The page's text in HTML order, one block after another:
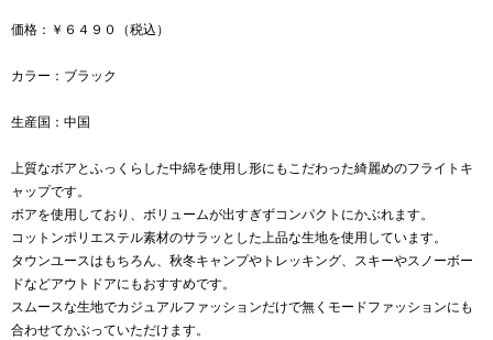
価格：￥６４９０（税込）
カラー：ブラック
生産国：中国
上質なボアとふっくらした中綿を使用し形にもこだわった綺麗めのフライトキ
ャップです。
ボアを使用しており、ボリュームが出すぎずコンパクトにかぶれます。
コットンポリエステル素材のサラッとした上品な生地を使用しています。
タウンユースはもちろん、秋冬キャンプやトレッキング、スキーやスノーボー
ドなどアウトドアにもおすすめです。
スムースな生地でカジュアルファッションだけで無くモードファッションにも
合わせてかぶっていただけます。